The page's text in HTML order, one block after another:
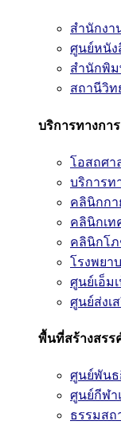
สำนักงา
ศูนย์หนัง
สำนักพิ
สถานีวิท
บริการทางกา
โอสถศา
บริการท
คลินิกก
คลินิกเ
คลินิกโภ
โรงพยา
ศูนย์เอ็ม
ศูนย์ส่งเ
พื้นที่สร้างสรร
ศูนย์พันธ
ศูนย์กีฬา
ธรรมสถ